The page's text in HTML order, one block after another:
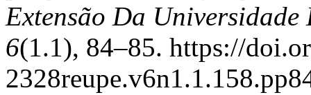
Extensão Da
6(1.1), 84–85. https://